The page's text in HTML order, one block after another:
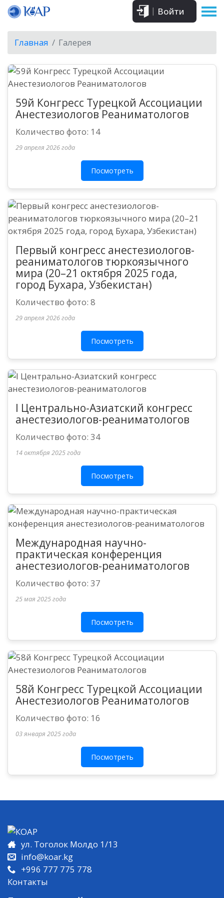
Войти
Главная Галерея
59й Конгресс Турецкой Ассоциации
Анестезиологов Реаниматологов
Количество фото: 14
29 апреля 2026 года
Посмотреть
Первый конгресс анестезиологов-
реаниматологов тюркоязычного
мира (20–21 октября 2025 года,
город Бухара, Узбекистан)
Количество фото: 8
29 апреля 2026 года
Посмотреть
I Центрально-Азиатский конгресс
анестезиологов-реаниматологов
Количество фото: 34
14 октября 2025 года
Посмотреть
Международная научно-
практическая конференция
анестезиологов-реаниматологов
Количество фото: 37
25 мая 2025 года
Посмотреть
58й Конгресс Турецкой Ассоциации
Анестезиологов Реаниматологов
Количество фото: 16
03 января 2025 года
Посмотреть
ул. Тоголок Молдо 1/13
info@koar.kg
+996 777 775 778
Контакты